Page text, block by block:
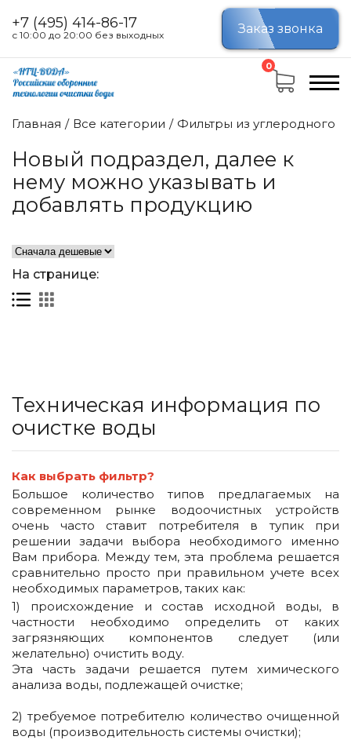
+7 (495) 414-86-17
с 10:00 до 20:00 без выходных Заказ звонка
0
Главная Все категории Фильтры из углеродного
Новый подраздел, далее к
нему можно указывать и
добавлять продукцию
Цена
от до
На странице:
Техническая информация по
очистке воды
Как выбрать фильтр?
Большое количество типов предлагаемых на
современном рынке водоочистных устройств
очень часто ставит потребителя в тупик при
решении задачи выбора необходимого именно
Вам прибора. Между тем, эта проблема решается
сравнительно просто при правильном учете всех
необходимых параметров, таких как:
1) происхождение и состав исходной воды, в
частности необходимо определить от каких
загрязняющих компонентов следует (или
желательно) очистить воду.
Эта часть задачи решается путем химического
анализа воды, подлежащей очистке;
2) требуемое потребителю количество очищенной
воды (производительность системы очистки);